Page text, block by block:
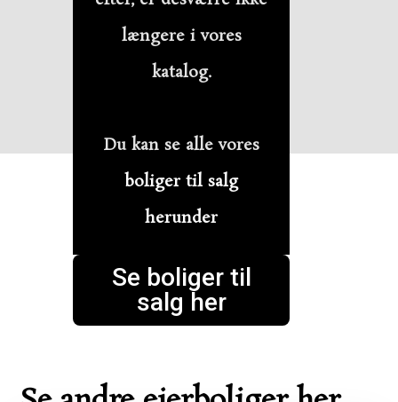
længere i vores
katalog.
Du kan se alle vores
boliger til salg
herunder
Se boliger til
salg her